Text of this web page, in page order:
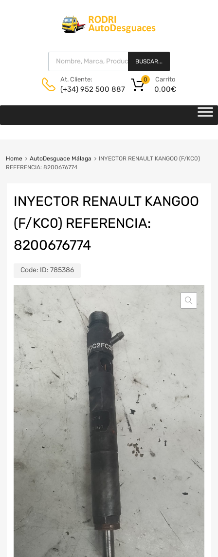
BUSCAR...
At. Cliente:
(+34) 952 500 887
Carrito
0,00€
0
Home AutoDesguace Málaga
INYECTOR RENAULT KANGOO (F/KC0)
REFERENCIA: 8200676774
INYECTOR RENAULT KANGOO
(F/KC0) REFERENCIA:
8200676774
Code: ID: 785386